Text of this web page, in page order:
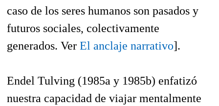
caso de los seres humanos son pasados y
futuros sociales, colectivamente
generados. Ver El anclaje narrativo].
Endel Tulving (1985a y 1985b) enfatizó
nuestra capacidad de viajar mentalmente